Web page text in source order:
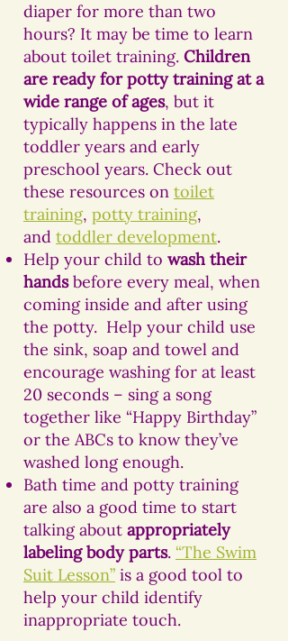
diaper for more than two
hours? It may be time to learn
about toilet training. Children
are ready for potty training at a
wide range of ages, but it
typically happens in the late
toddler years and early
preschool years. Check out
these resources on toilet
training, potty training,
and toddler development.
Help your child to wash their
handsbefore every meal, when
coming inside and after using
the potty. Help your child use
the sink, soap and towel and
encourage washing for at least
20 seconds – sing a song
together like “Happy Birthday”
or the ABCs to know they’ve
washed long enough.
Bath time and potty training
are also a good time to start
talking about appropriately
labeling body parts. “The Swim
Suit Lesson” is a good tool to
help your child identify
inappropriate touch.